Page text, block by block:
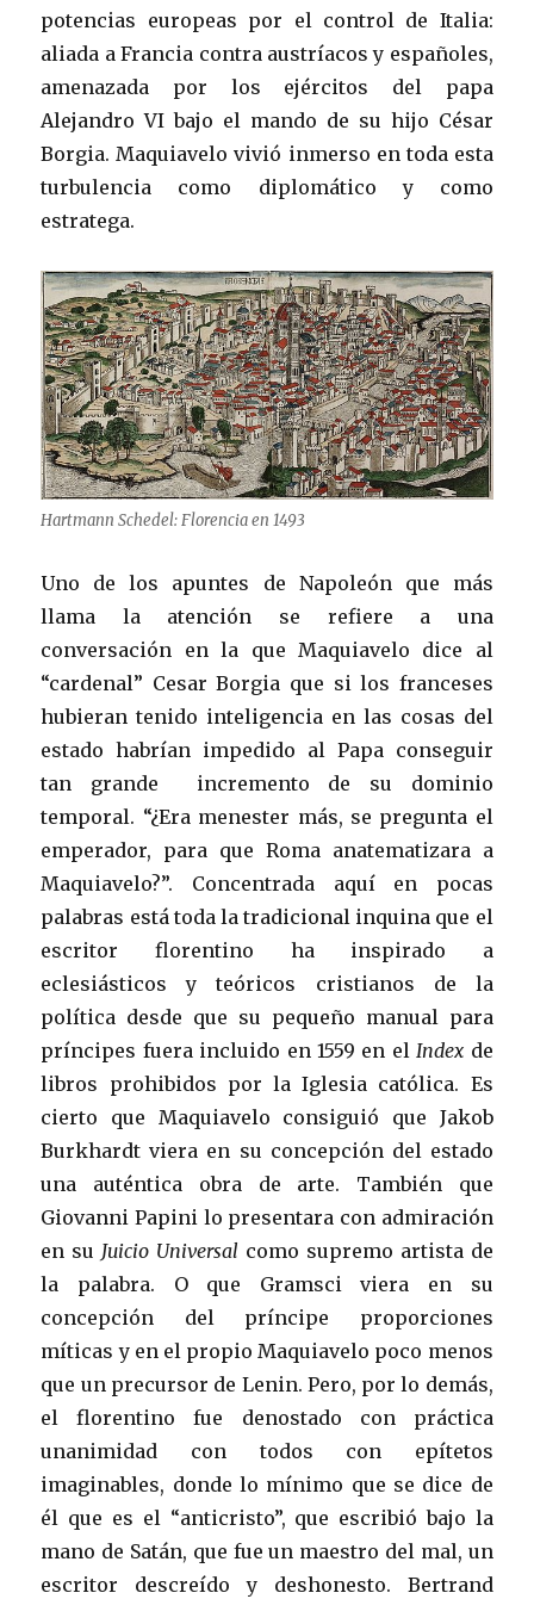
potencias europeas por el control de Italia:
aliada a Francia contra austríacos y españoles,
amenazada por los ejércitos del papa
Alejandro VI bajo el mando de su hijo César
Borgia. Maquiavelo vivió inmerso en toda esta
turbulencia como diplomático y como
estratega.
Hartmann Schedel: Florencia en 1493
Uno de los apuntes de Napoleón que más
llama la atención se refiere a una
conversación en la que Maquiavelo dice al
“cardenal” Cesar Borgia que si los franceses
hubieran tenido inteligencia en las cosas del
estado habrían impedido al Papa conseguir
tan grande incremento de su dominio
temporal. “¿Era menester más, se pregunta el
emperador, para que Roma anatematizara a
Maquiavelo?”. Concentrada aquí en pocas
palabras está toda la tradicional inquina que el
escritor florentino ha inspirado a
eclesiásticos y teóricos cristianos de la
política desde que su pequeño manual para
príncipes fuera incluido en 1559 en elIndex de
libros prohibidos por la Iglesia católica. Es
cierto que Maquiavelo consiguió que Jakob
Burkhardt viera en su concepción del estado
una auténtica obra de arte. También que
Giovanni Papini lo presentara con admiración
en su Juicio Universal como supremo artista de
la palabra. O que Gramsci viera en su
concepción del príncipe proporciones
míticas y en el propio Maquiavelo poco menos
que un precursor de Lenin. Pero, por lo demás,
el florentino fue denostado con práctica
unanimidad con todos con epítetos
imaginables, donde lo mínimo que se dice de
él que es el “anticristo”, que escribió bajo la
mano de Satán, que fue un maestro del mal, un
escritor descreído y deshonesto. Bertrand